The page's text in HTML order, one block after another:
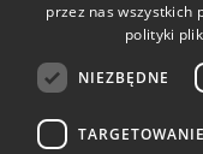
Formularz
22 230 2343
przez nas wszystkich
polityki
NIEZBĘDNE
TARGETOWANIE